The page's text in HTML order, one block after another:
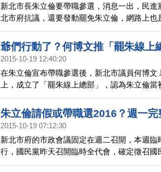
新北市長朱立倫要帶職參選，消息一出，民進
北市府抗議，還要發動罷免朱立倫，網路上也
出朱立倫過往言論，他曾經在2010年的英倫
跑去選總統，不過現在看來，卻是紮紮實實的
爺們行動了？何博文推「罷朱線上
2015-10-19 12:40:20
在朱立倫宣布帶職參選後，新北市議員何博文
上，成立了「罷朱線上總部」，認為朱立倫
無視於市政成績吊車尾，仍執意帶職參選，拋
免落跑朱。還附上連署地點與連署書的格式。
柱」的氣象主播李富城也展現霸氣，正式成立
掉洪秀柱，就要帶頭衝國民黨的前國發會主委
「算了」，科技人 翟本喬在臉書上透露他在演
話，管中閔說，寧願把時間，花
朱立倫請假或帶職選2016？週一完
2015-10-19 07:12:30
新北市府的市政會議固定在週二召開，本週臨
行，國民黨昨天召開臨時全代會，確定徵召國
2016總統，也傳出朱立倫可能傾向，帶職參選